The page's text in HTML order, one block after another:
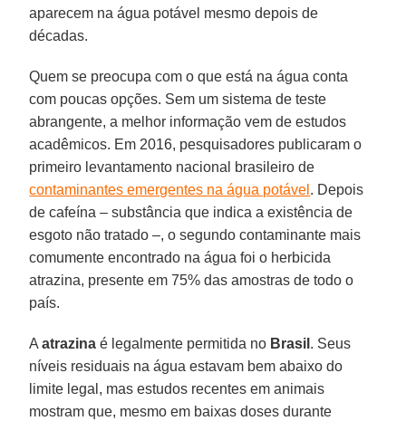
aparecem na água potável mesmo depois de
décadas.
Quem se preocupa com o que está na água conta
com poucas opções. Sem um sistema de teste
abrangente, a melhor informação vem de estudos
acadêmicos. Em 2016, pesquisadores publicaram o
primeiro levantamento nacional brasileiro de
contaminantes emergentes na água potável . Depois
de cafeína – substância que indica a existência de
esgoto não tratado –, o segundo contaminante mais
comumente encontrado na água foi o herbicida
atrazina, presente em 75% das amostras de todo o
país.
Aatrazina é legalmente permitida no Brasil . Seus
níveis residuais na água estavam bem abaixo do
limite legal, mas estudos recentes em animais
mostram que, mesmo em baixas doses durante